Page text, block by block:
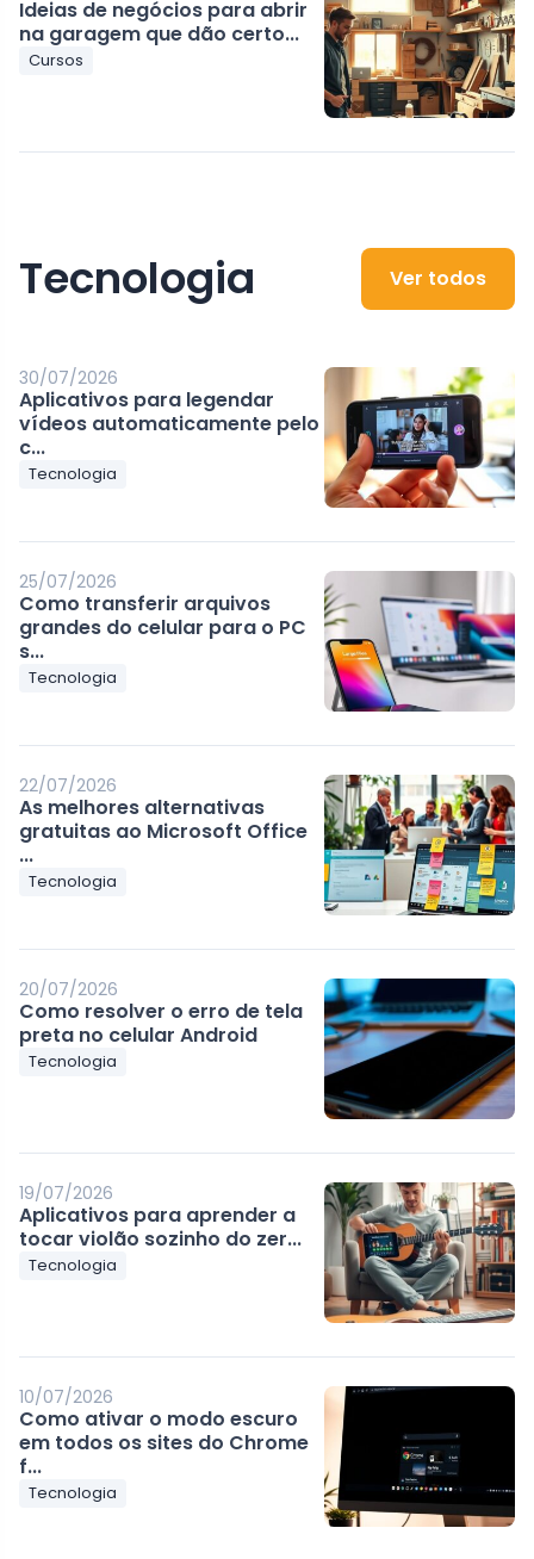
Ideias de negócios para abrir
na garagem que dão certo...
Cursos
Tecnologia Ver todos
30/07/2026
Aplicativos para legendar
vídeos automaticamente pelo
c...
Tecnologia
25/07/2026
Como transferir arquivos
grandes do celular para o PC
s...
Tecnologia
22/07/2026
As melhores alternativas
gratuitas ao Microsoft Office
...
Tecnologia
20/07/2026
Como resolver o erro de tela
preta no celular Android
Tecnologia
19/07/2026
Aplicativos para aprender a
tocar violão sozinho do zer...
Tecnologia
10/07/2026
Como ativar o modo escuro
em todos os sites do Chrome
f...
Tecnologia